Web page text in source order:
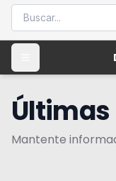
Mantente